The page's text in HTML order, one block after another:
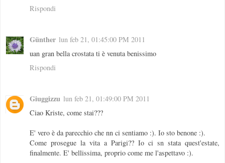
Rispondi
Günther lun feb 21, 01:45:00 PM 2011
uan gran bella crostata ti è venuta benissimo
Rispondi
Giuggizzu lun feb 21, 01:49:00 PM 2011
Ciao Kriste, come stai???
E' vero è da parecchio che nn ci sentiamo :). Io sto benone :).
Come prosegue la vita a Parigi?? Io ci sn stata quest'estate,
finalmente. E' bellissima, proprio come me l'aspettavo :).